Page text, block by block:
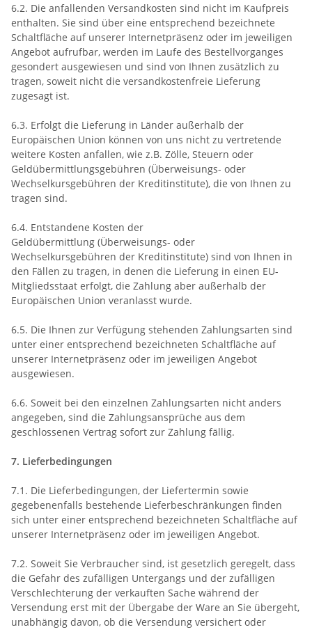
6.2. Die anfallenden Versandkosten sind nicht im Kaufpreis
enthalten. Sie sind über eine entsprechend bezeichnete
Schaltfläche auf unserer Internetpräsenz oder im jeweiligen
Angebot aufrufbar, werden im Laufe des Bestellvorganges
gesondert ausgewiesen und sind von Ihnen zusätzlich zu
tragen, soweit nicht die versandkostenfreie Lieferung
zugesagt ist.
6.3. Erfolgt die Lieferung in Länder außerhalb der
Europäischen Union können von uns nicht zu vertretende
weitere Kosten anfallen, wie z.B. Zölle, Steuern oder
Geldübermittlungsgebühren (Überweisungs- oder
Wechselkursgebühren der Kreditinstitute), die von Ihnen zu
tragen sind.
6.4. Entstandene Kosten der
Geldübermittlung (Überweisungs- oder
Wechselkursgebühren der Kreditinstitute) sind von Ihnen in
den Fällen zu tragen, in denen die Lieferung in einen EU-
Mitgliedsstaat erfolgt, die Zahlung aber außerhalb der
Europäischen Union veranlasst wurde.
6.5. Die Ihnen zur Verfügung stehenden Zahlungsarten sind
unter einer entsprechend bezeichneten Schaltfläche auf
unserer Internetpräsenz oder im jeweiligen Angebot
ausgewiesen.
6.6. Soweit bei den einzelnen Zahlungsarten nicht anders
angegeben, sind die Zahlungsansprüche aus dem
geschlossenen Vertrag sofort zur Zahlung fällig.
7. Lieferbedingungen
7.1. Die Lieferbedingungen, der Liefertermin sowie
gegebenenfalls bestehende Lieferbeschränkungen finden
sich unter einer entsprechend bezeichneten Schaltfläche auf
unserer Internetpräsenz oder im jeweiligen Angebot.
7.2. Soweit Sie Verbraucher sind, ist gesetzlich geregelt, dass
die Gefahr des zufälligen Untergangs und der zufälligen
Verschlechterung der verkauften Sache während der
Versendung erst mit der Übergabe der Ware an Sie übergeht,
unabhängig davon, ob die Versendung versichert oder